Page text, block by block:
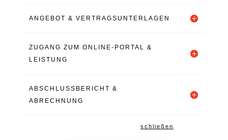
ANGEBOT & VERTRAGSUNTERLAGEN
ZUGANG ZUM ONLINE-PORTAL &
LEISTUNG
ABSCHLUSSBERICHT &
ABRECHNUNG
schließen